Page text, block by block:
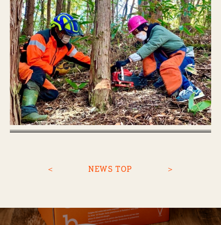
＜ NEWS TOP ＞